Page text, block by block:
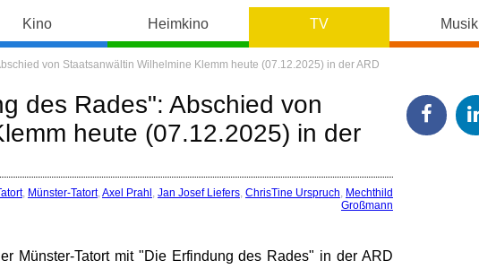
Kino Heimkino TV Musik
von Staatsanwältin Wilhelmine Klemm heute (07.12.2025) in der ARD
des Rades": Abschied von
heute (07.12.2025) in der
, Münster-Tatort, Axel Prahl , Jan Josef Liefers, ChrisTine Urspruch, Mechthild
Großmann
Münster-Tatort mit "Die Erfindung des Rades" in der ARD